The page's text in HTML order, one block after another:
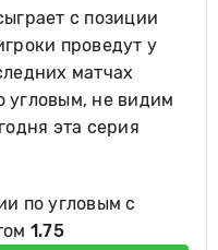
с позиции
проведут у
матчах
угловым, не видим
эта серия
по угловым с
1.75